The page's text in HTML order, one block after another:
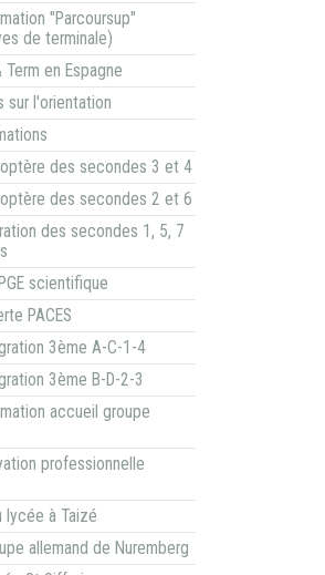
"Parcoursup"
de terminale)
en Espagne
sur l'orientation
des secondes 3 et 4
des secondes 2 et 6
des secondes 1, 5, 7
scientifique
PACES
3ème A-C-1-4
3ème B-D-2-3
accueil groupe
professionnelle
lycée à Taizé
allemand de Nuremberg